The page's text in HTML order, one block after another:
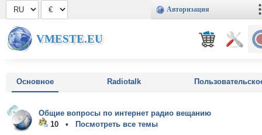
Авторизация
VMESTE.EU
Основное Radiotalk
Общие вопросы по интернет радио вещанию
10 •
Посмотреть все темы